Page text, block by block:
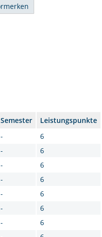
Semester
Leistungspunkte
-
6
-
6
-
6
-
6
-
6
-
6
-
6